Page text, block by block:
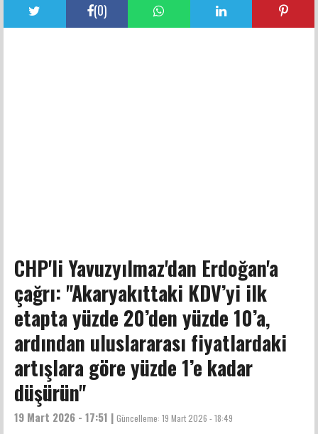
(0)
CHP'li Yavuzyılmaz'dan Erdoğan'a
çağrı: "Akaryakıttaki KDV’yi ilk
etapta yüzde 20’den yüzde 10’a,
ardından uluslararası fiyatlardaki
artışlara göre yüzde 1’e kadar
düşürün"
19 Mart 2026 - 17:51 | Güncelleme: 19 Mart 2026 - 18:49